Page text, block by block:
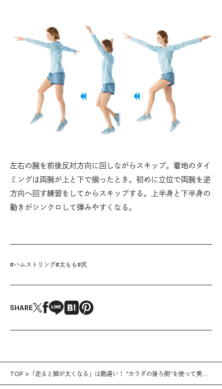
左右の腕を前後反対方向に回しながらスキップ。着地のタイ
ミングは両腕が上と下で揃ったとき。初めに立位で両腕を逆
方向へ回す練習をしてからスキップする。上半身と下半身の
動きがシンクロして弾みやすくなる。
#ハムストリング#太もも #尻
SHARE
TOP
「走ると脚が太くなる」は勘違い！ “カラダの後ろ側”を使って美脚